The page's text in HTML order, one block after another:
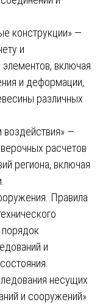
конструкции» —
и
включая
и деформации,
различных
—
расчетов
региона, включая
Правила
и
несущих
и сооружений»